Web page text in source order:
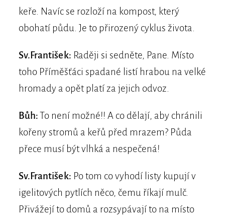
keře. Navíc se rozloží na kompost, který
obohatí půdu. Je to přirozený cyklus života.
Sv.František: Raději si sedněte, Pane. Místo
toho Příměšťáci spadané listí hrabou na velké
hromady a opět platí za jejich odvoz.
Bůh:To není možné!! A co dělají, aby chránili
kořeny stromů a keřů před mrazem? Půda
přece musí být vlhká a nespečená!
Sv.František: Po tom co vyhodí listy kupují v
igelitových pytlích něco, čemu říkají mulč.
Přivážejí to domů a rozsypávají to na místo